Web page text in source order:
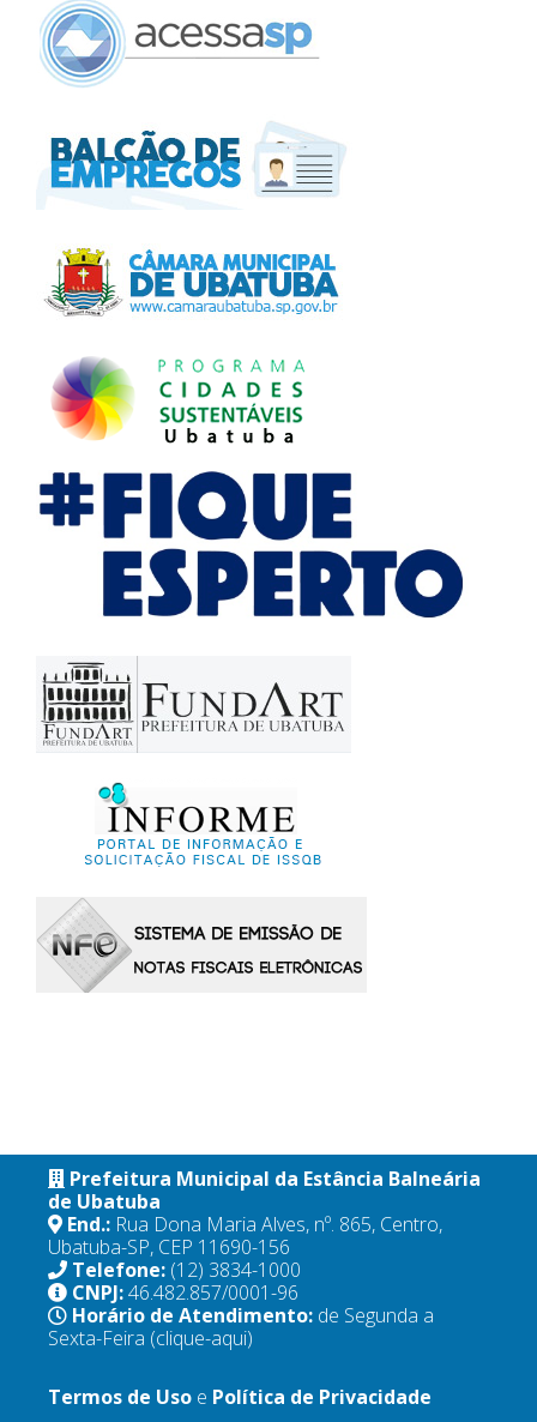
Prefeitura Municipal da Estância Balneária
de Ubatuba
End.: Rua Dona Maria Alves, nº. 865, Centro,
Ubatuba-SP, CEP 11690-156
Telefone: (12) 3834-1000
CNPJ:46.482.857/0001-96
Horário de Atendimento: de Segunda a
Sexta-Feira (clique-aqui)
Termos de Uso e Política de Privacidade